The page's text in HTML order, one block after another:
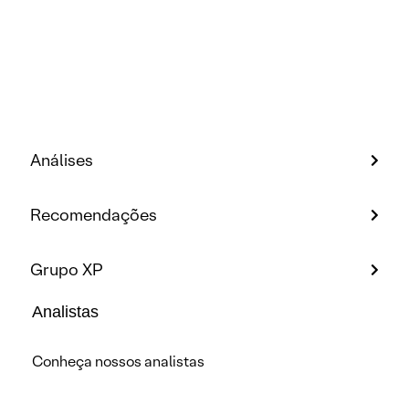
Análises
Recomendações
Grupo XP
Analistas
Conheça nossos analistas